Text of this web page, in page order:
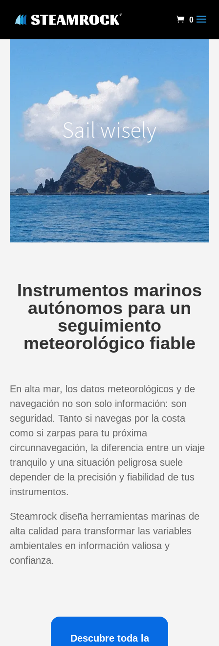
0
Sail wisely
Instrumentos marinos
autónomos para un
seguimiento
meteorológico fiable
En alta mar, los datos meteorológicos y de
navegación no son solo información: son
seguridad. Tanto si navegas por la costa
como si zarpas para tu próxima
circunnavegación, la diferencia entre un viaje
tranquilo y una situación peligrosa suele
depender de la precisión y fiabilidad de tus
instrumentos.
Steamrock diseña herramientas marinas de
alta calidad para transformar las variables
ambientales en información valiosa y
confianza.
Descubre toda la